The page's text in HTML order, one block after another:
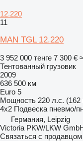
12.220
11
MAN TGL 12.220
3 952 000 тенге 7 300 €
Тентованный грузовик
2009
636 500 км
Euro 5
Мощность 220 л.с. (162
4x2 Подвеска пневмо/
Германия, Leipzig
Victoria PKW/LKW
Связаться с продавцом